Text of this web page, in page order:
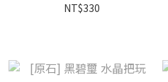
NT$330